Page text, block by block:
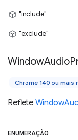
"include"
"exclude"
WindowAudio
Chrome 140 ou mais
Reflete
ENUMERAÇÃO